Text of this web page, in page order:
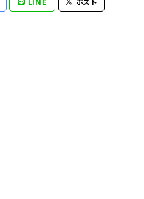
LINE ポスト